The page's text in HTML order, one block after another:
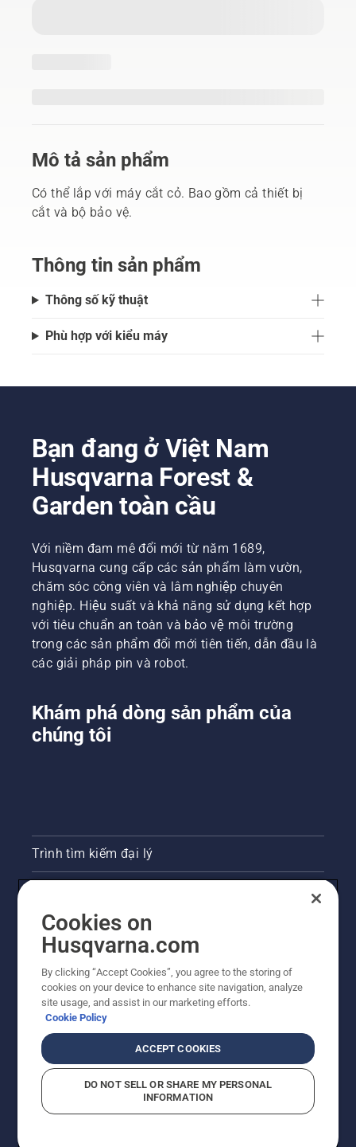
Mô tả sản phẩm
Có thể lắp với máy cắt cỏ. Bao gồm cả thiết bị
cắt và bộ bảo vệ.
Thông tin sản phẩm
Thông số kỹ thuật
Phù hợp với kiểu máy
Bạn đang ở Việt Nam
Husqvarna Forest &
Garden toàn cầu
Với niềm đam mê đổi mới từ năm 1689,
Husqvarna cung cấp các sản phẩm làm vườn,
chăm sóc công viên và lâm nghiệp chuyên
nghiệp. Hiệu suất và khả năng sử dụng kết hợp
với tiêu chuẩn an toàn và bảo vệ môi trường
trong các sản phẩm đổi mới tiên tiến, dẫn đầu là
các giải pháp pin và robot.
Khám phá dòng sản phẩm của
chúng tôi
Trình tìm kiếm đại lý
Phòng họp báo
Trang web Husqvarna khác
Cookies on
Husqvarna.com
By clicking “Accept Cookies”, you agree to the storing of
cookies on your device to enhance site navigation, analyze
site usage, and assist in our marketing efforts.
Cookie Policy
ACCEPT COOKIES
DO NOT SELL OR SHARE MY PERSONAL
INFORMATION